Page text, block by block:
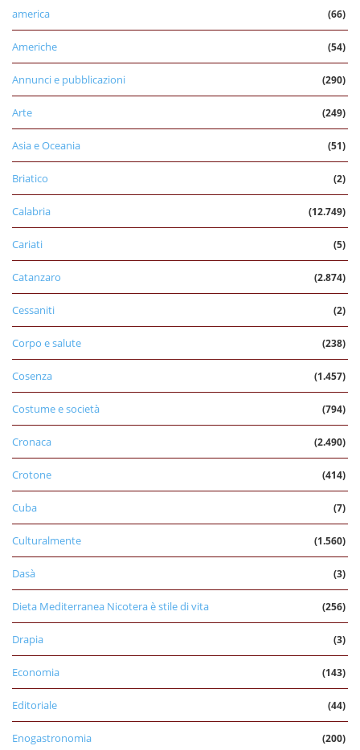
america (66)
Americhe (54)
Annunci e pubblicazioni (290)
Arte (249)
Asia e Oceania (51)
Briatico (2)
Calabria (12.749)
Cariati (5)
Catanzaro (2.874)
Cessaniti (2)
Corpo e salute (238)
Cosenza (1.457)
Costume e società (794)
Cronaca (2.490)
Crotone (414)
Cuba (7)
Culturalmente (1.560)
Dasà (3)
Dieta Mediterranea Nicotera è stile di vita (256)
Drapia (3)
Economia (143)
Editoriale (44)
Enogastronomia (200)